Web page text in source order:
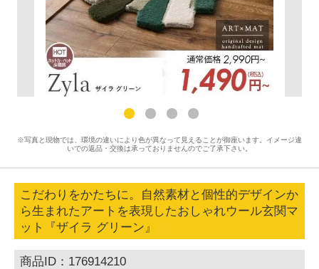
※写真と現物では、環境の違いにより色が異なって見えることが御座います。イメージ違
いでの返品・交換は承っておりませんのでご了承下さい。
こだわりをかたちに。自然素材と個性的デザインか
ら生まれたアートを表現したおしゃれウール玄関マ
ット『ザイラ グリーン』
商品ID：176914210